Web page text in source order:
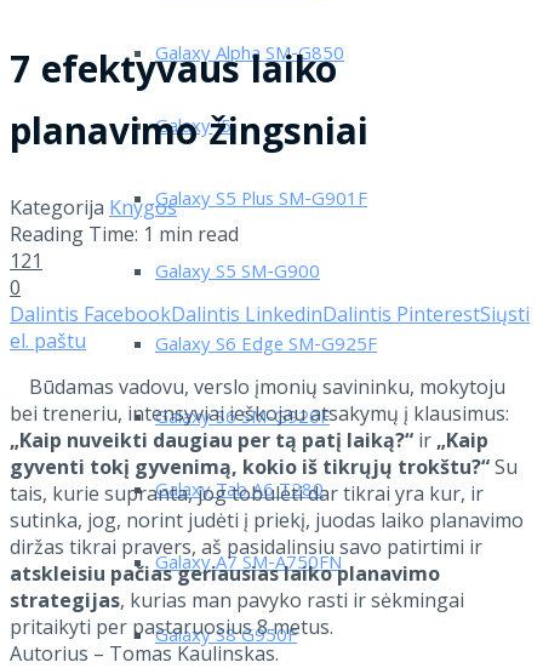
Galaxy Alpha SM-G850
Galaxy J5
Galaxy S5 Plus SM-G901F
Galaxy S5 SM-G900
Galaxy S6 Edge SM-G925F
Galaxy S6 SM-G920F
Galaxy Tab A6 T280
Galaxy A7 SM-A750FN
Galaxy S8 G950F
7 efektyvaus laiko
planavimo žingsniai
Kategorija Knygos
Reading Time: 1 min read
121
0
Dalintis FacebookDalintis LinkedinDalintis PinterestSiųsti
el. paštu
Būdamas vadovu, verslo įmonių savininku, mokytoju
bei treneriu, intensyviai ieškojau atsakymų į klausimus:
„Kaip nuveikti daugiau per tą patį laiką?“ ir „Kaip
gyventi tokį gyvenimą, kokio iš tikrųjų trokštu?“Su
tais, kurie supranta, jog tobulėti dar tikrai yra kur, ir
sutinka, jog, norint judėti į priekį, juodas laiko planavimo
diržas tikrai pravers, aš pasidalinsiu savo patirtimi ir
atskleisiu pačias geriausias laiko planavimo
strategijas, kurias man pavyko rasti ir sėkmingai
pritaikyti per pastaruosius 8 metus.
Autorius – Tomas Kaulinskas.